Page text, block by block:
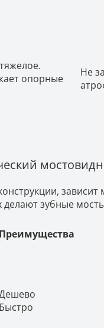
опорные
Не
зубные
Преимущества
Быстро